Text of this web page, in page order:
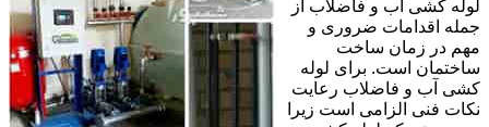
لوله کشی آب و فاضلاب از
جمله اقدامات ضروری و
مهم در زمان ساخت
ساختمان است. برای لوله
کشی آب و فاضلاب رعایت
نکات فنی الزامی است زیرا